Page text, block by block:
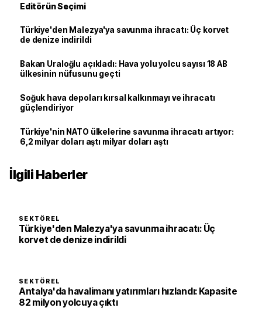
Editörün Seçimi
Türkiye'den Malezya'ya savunma ihracatı: Üç korvet
de denize indirildi
Bakan Uraloğlu açıkladı: Hava yolu yolcu sayısı 18 AB
ülkesinin nüfusunu geçti
Soğuk hava depoları kırsal kalkınmayı ve ihracatı
güçlendiriyor
Türkiye'nin NATO ülkelerine savunma ihracatı artıyor:
6,2 milyar doları aştı milyar doları aştı
İlgili Haberler
SEKTÖREL
Türkiye'den Malezya'ya savunma ihracatı: Üç
korvet de denize indirildi
SEKTÖREL
Antalya'da havalimanı yatırımları hızlandı: Kapasite
82 milyon yolcuya çıktı